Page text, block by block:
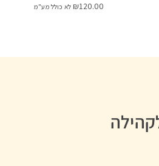
₪120.00 לא כולל מע"מ